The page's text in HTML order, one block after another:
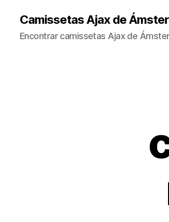
Camissetas Ajax de
Encontrar camissetas Ajax de